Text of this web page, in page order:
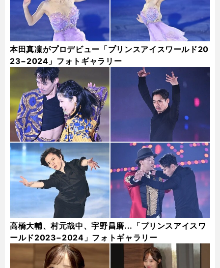
本田真凜がプロデビュー「プリンスアイスワールド20
23−2024」フォトギャラリー
高橋大輔、村元哉中、宇野昌磨...「プリンスアイスワ
ールド2023−2024」フォトギャラリー